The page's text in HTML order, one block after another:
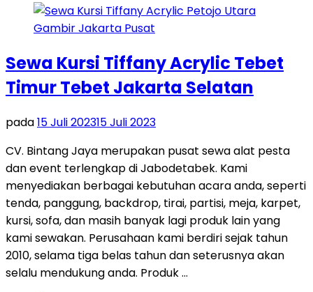
Sewa Kursi Tiffany Acrylic Tebet
Timur Tebet Jakarta Selatan
pada15 Juli 202315 Juli 2023
CV. Bintang Jaya merupakan pusat sewa alat pesta
dan event terlengkap di Jabodetabek. Kami
menyediakan berbagai kebutuhan acara anda, seperti
tenda, panggung, backdrop, tirai, partisi, meja, karpet,
kursi, sofa, dan masih banyak lagi produk lain yang
kami sewakan. Perusahaan kami berdiri sejak tahun
2010, selama tiga belas tahun dan seterusnya akan
selalu mendukung anda. Produk …